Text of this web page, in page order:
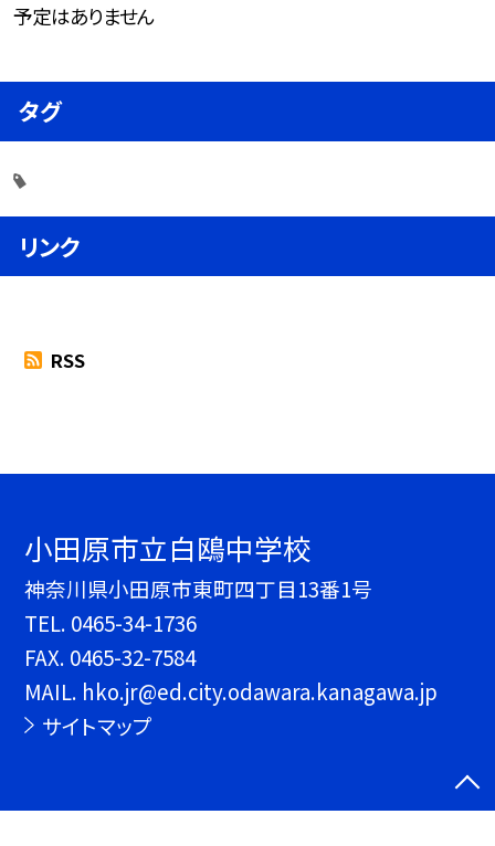
予定はありません
タグ
リンク
RSS
小田原市立白鴎中学校
神奈川県小田原市東町四丁目13番1号
TEL. 0465-34-1736
FAX. 0465-32-7584
MAIL. hko.jr@ed.city.odawara.kanagawa.jp
サイトマップ